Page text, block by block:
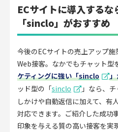
ECサイトに導入する
「sinclo」がおすすめ
今後のECサイトの売上アップ
Web接客。なかでもチャット型
ケティングに強い「sinclo
ッド型の「sinclo
」なら、
しかけや自動返信に加えて、有
対応できます。ご紹介した成功
印象を与える質の高い接客を実